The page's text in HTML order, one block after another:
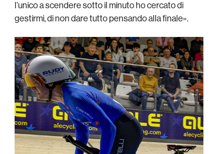
l’unico a scendere sotto il minuto ho cercato di
gestirmi, di non dare tutto pensando alla finale».